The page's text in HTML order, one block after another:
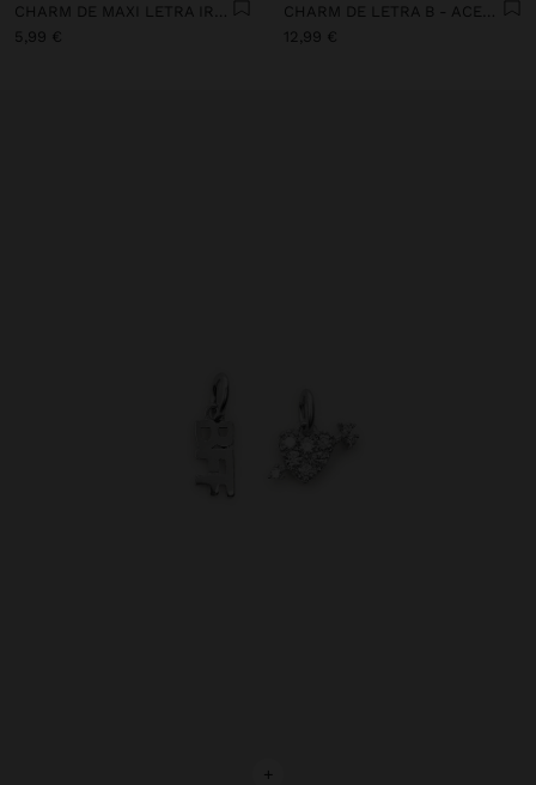
CHARM DE MAXI LETRA IRREGULAR
5,99 €
CHARM DE LETRA B - ACERO INOXIDABLE
12,99 €
+